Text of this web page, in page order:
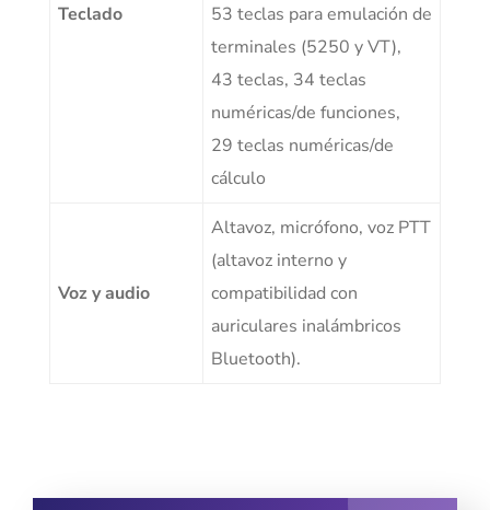
Teclado
53 teclas para emulación de
terminales (5250 y VT),
43 teclas, 34 teclas
numéricas/de funciones,
29 teclas numéricas/de
cálculo
Voz y audio
Altavoz, micrófono, voz PTT
(altavoz interno y
compatibilidad con
auriculares inalámbricos
Bluetooth).